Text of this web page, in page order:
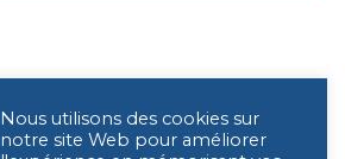
Nous utilisons des cookies sur
notre site Web pour améliorer